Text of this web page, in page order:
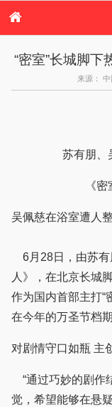
港台娱乐
“密室”长城脚下
来源：
苏有朋、
《
吴佩慈在浴室遭人
6月28日，由苏有
人》，在北京长城
作为国内首部主打“
在今年的万圣节档
对剧情守口如瓶 主
“通过巧妙的剧作
觉，希望能够在悬